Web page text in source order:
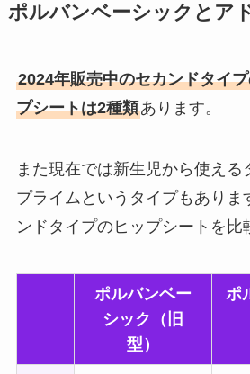
ポルバンベーシックとア
2024年販売中のセカンドタイ
プシートは2種類あります。
また現在では新生児から使える
プライムというタイプもありま
ンドタイプのヒップシートを比
ポルバンベー
シック（旧
型）
ポ